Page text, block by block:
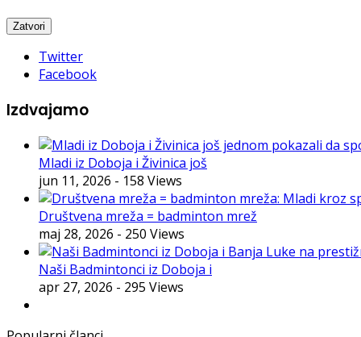
Twitter
Facebook
Izdvajamo
Mladi iz Doboja i Živinica još
jun 11, 2026 - 158 Views
Društvena mreža = badminton mrež
maj 28, 2026 - 250 Views
Naši Badmintonci iz Doboja i
apr 27, 2026 - 295 Views